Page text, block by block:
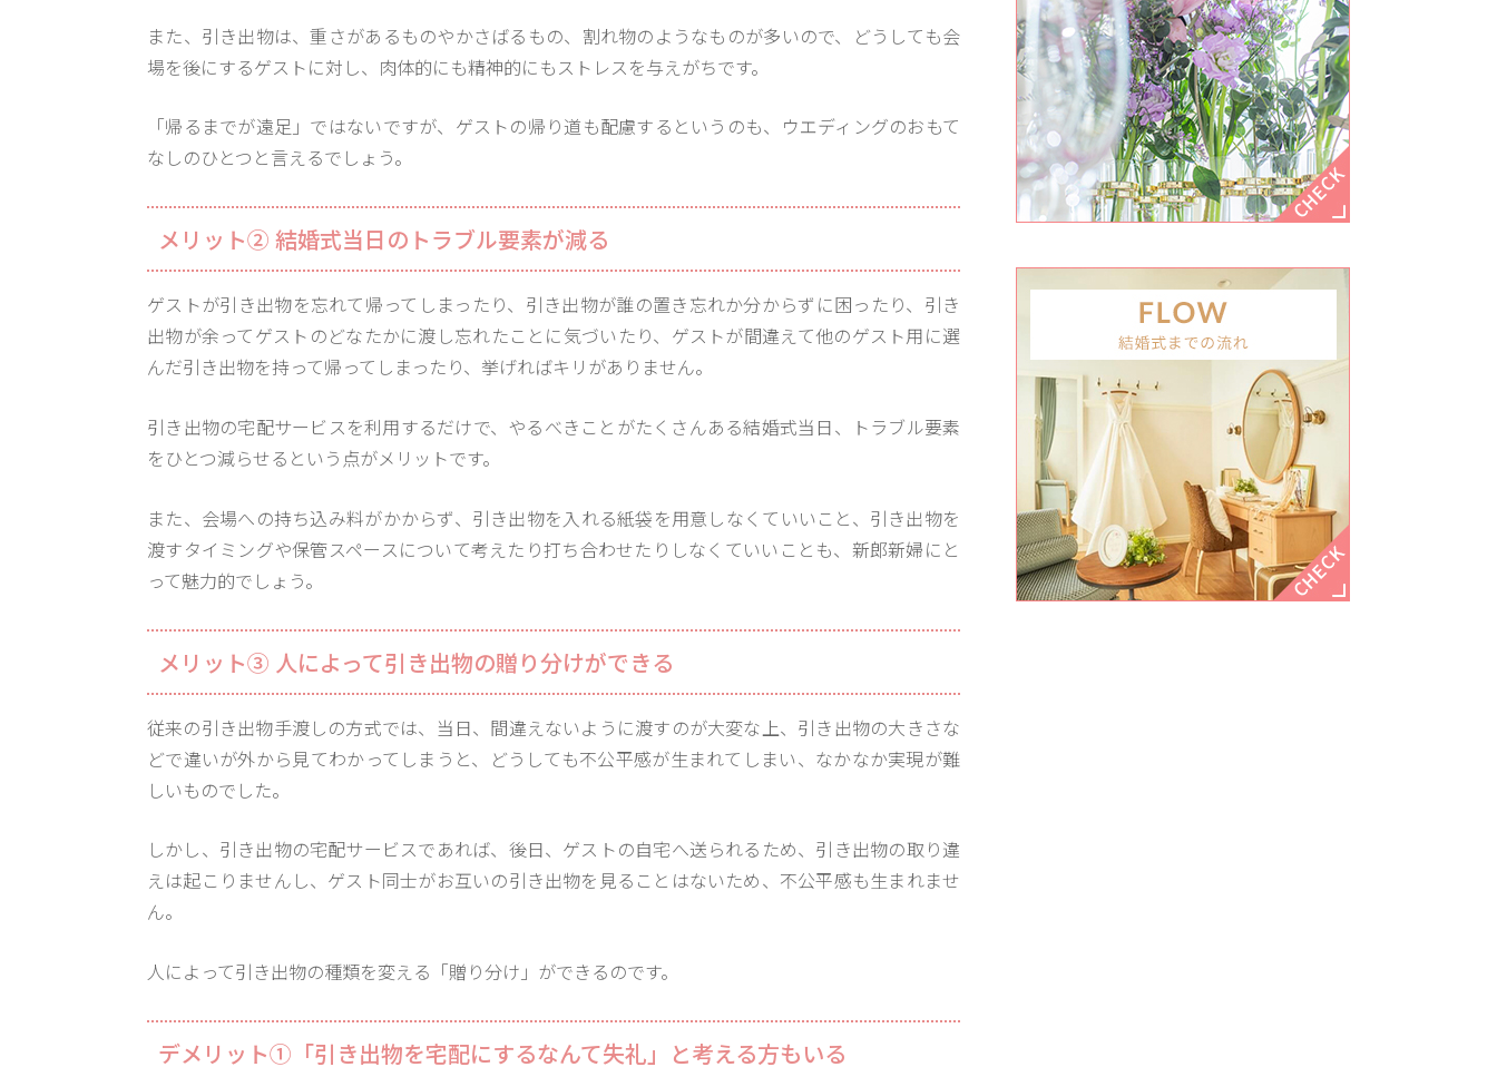
また、引き出物は、重さがあるものやかさばるもの、割れ物のようなものが多いので、どうしても会
場を後にするゲストに対し、肉体的にも精神的にもストレスを与えがちです。
「帰るまでが遠足」ではないですが、ゲストの帰り道も配慮するというのも、ウエディングのおもて
なしのひとつと言えるでしょう。
メリット② 結婚式当日のトラブル要素が減る
ゲストが引き出物を忘れて帰ってしまったり、引き出物が誰の置き忘れか分からずに困ったり、引き
出物が余ってゲストのどなたかに渡し忘れたことに気づいたり、ゲストが間違えて他のゲスト用に選
んだ引き出物を持って帰ってしまったり、挙げればキリがありません。
引き出物の宅配サービスを利用するだけで、やるべきことがたくさんある結婚式当日、トラブル要素
をひとつ減らせるという点がメリットです。
また、会場への持ち込み料がかからず、引き出物を入れる紙袋を用意しなくていいこと、引き出物を
渡すタイミングや保管スペースについて考えたり打ち合わせたりしなくていいことも、新郎新婦にと
って魅力的でしょう。
メリット③ 人によって引き出物の贈り分けができる
従来の引き出物手渡しの方式では、当日、間違えないように渡すのが大変な上、引き出物の大きさな
どで違いが外から見てわかってしまうと、どうしても不公平感が生まれてしまい、なかなか実現が難
しいものでした。
しかし、引き出物の宅配サービスであれば、後日、ゲストの自宅へ送られるため、引き出物の取り違
えは起こりませんし、ゲスト同士がお互いの引き出物を見ることはないため、不公平感も生まれませ
ん。
人によって引き出物の種類を変える「贈り分け」ができるのです。
デメリット①「引き出物を宅配にするなんて失礼」と考える方もいる